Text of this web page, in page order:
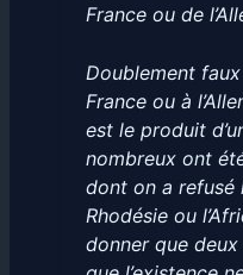
France ou de
Doublement
France ou à
est le produit
nombreux ont
dont on a refusé
Rhodésie ou
donner que